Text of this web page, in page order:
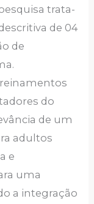
trata-
de 04
de
do
de um
adultos
e
uma
a integração